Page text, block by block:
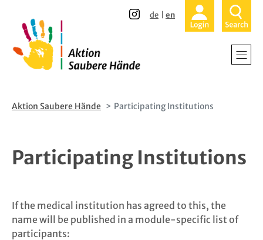
zum
Inhalt
zur
Hauptnavigation
de en
Aktion Saubere Hände Participating Institutions
Participating Institutions
If the medical institution has agreed to this, the
name will be published in a module-specific list of
participants: